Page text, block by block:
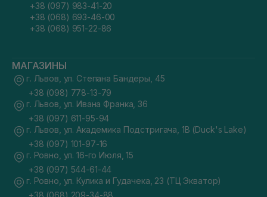
+38 (097) 983-41-20
+38 (068) 693-46-00
+38 (068) 951-22-86
МАГАЗИНЫ
г. Львов, ул. Степана Бандеры, 45
+38 (098) 778-13-79
г. Львов, ул. Ивана Франка, 36
+38 (097) 611-95-94
г. Львов, ул. Академика Подстригача, 1В (Duck's Lake)
+38 (097) 101-97-16
г. Ровно, ул. 16-го Июля, 15
+38 (097) 544-61-44
г. Ровно, ул. Кулика и Гудачека, 23 (ТЦ Экватор)
+38 (068) 209-34-88